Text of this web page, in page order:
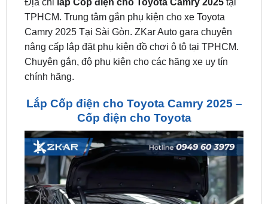
nâng cấp lắp đặt phụ kiện đồ chơi ô tô tại TPHCM.
Chuyên gắn, độ phụ kiện cho các hãng xe uy tín
chính hãng.
Lắp Cốp điện cho Toyota Camry 2025 –